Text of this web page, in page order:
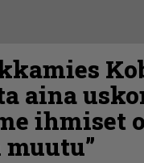
aina
ihmiset